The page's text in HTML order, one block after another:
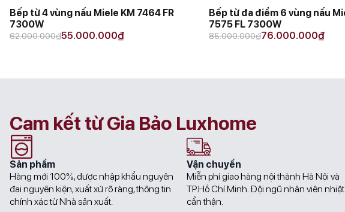
Bếp từ 4 vùng nấu Miele KM 7464 FR
7300W
62.000.000₫
Original
55.000.000₫
Current
Bếp từ đa điểm 6 vùng nấu
7575 FL 7300W
85.000.000₫
Original
76.000.000₫
Current
Cam kết từ Gia Bảo Luxhome
Sản phẩm
Hàng mới 100%, được nhập khẩu nguyên
đai nguyên kiện, xuất xứ rõ ràng, thông tin
chính xác từ Nhà sản xuất.
Vận chuyển
Miễn phí giao hàng nội thành Hà Nội và
TP.Hồ Chí Minh. Đội ngũ nhân viên
cẩn thận.